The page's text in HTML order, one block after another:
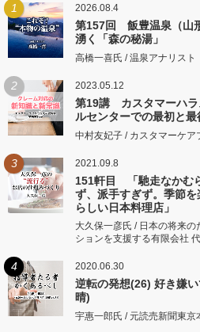
1 2026.08.4
第157回 飯豊温泉（山
湧く「森の秘湯」
高橋一喜氏 / 温泉アナリスト
2 2023.05.12
第19講 カスタマーハ
ルセンターでの最初と
中村友妃子 / カスタマーケア
3 2021.09.8
151軒目 「馳走なか
ず、派手すぎず。季節
らしい日本料理店」
大久保一彦氏 / 日本の将来
ションを支援する有限会社
4 2020.06.30
逆転の発想(26) 好き嫌
晴)
宇惠一郎氏 / 元読売新聞東京